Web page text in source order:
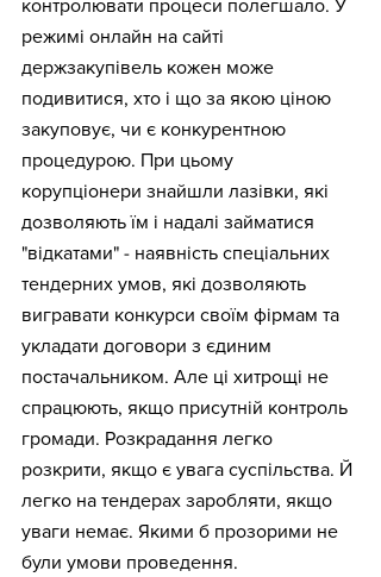
контролювати процеси полегшало. У
режимі онлайн на сайті
держзакупівель кожен може
подивитися, хто і що за якою ціною
закуповує, чи є конкурентною
процедурою. При цьому
корупціонери знайшли лазівки, які
дозволяють їм і надалі займатися
"відкатами" - наявність спеціальних
тендерних умов, які дозволяють
вигравати конкурси своїм фірмам та
укладати договори з єдиним
постачальником. Але ці хитрощі не
спрацюють, якщо присутній контроль
громади. Розкрадання легко
розкрити, якщо є увага суспільства. Й
легко на тендерах заробляти, якщо
уваги немає. Якими б прозорими не
були умови проведення.